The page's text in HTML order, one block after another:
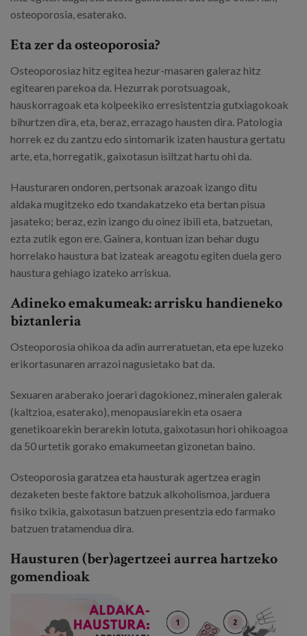
osteoporosia, esaterako.
Eta zer da osteoporosia?
Osteoporosiaz hitz egitea hezur-masaren galeraz hitz
egitearen parekoa da. Hezurrak porotsuagoak,
hauskorragoak eta kolpeekiko erresistentzia gutxiagokoak
bihurtzen dira, eta, beraz, errazago hausten dira. Patologia
horrek ez du zantzu edo sintomarik izaten haustura gertatu
arte, eta, horregatik, gaixotasun isiltzat hartu ohi da.
Hausturaren ondoren, pertsonak arazoak izango ditu
aldaka mugitzeko edo txandakatzeko eta bertan pisua
jasateko; beraz, ezin izango du oinez ibili eta, batzuetan,
ezta zutik egon ere. Gainera, kontuan izan behar dugu
horrelako haustura bat izateak areagotu egiten duela gero
haustura gehiago izateko arriskua.
Adineko emakumeak: arrisku handieneko
biztanleria
Osteoporosia ohikoa da adin aurreratuetan, eta epe luzeko
erikortasunaren arrazoi nagusietako bat da.
Sexuaren araberako joerari dagokionez, mineralen galerak
(kaltzioa, esaterako), menopausiarekin eta osaera
genetikoarekin berarekin lotuta, gaixotasun hori ohikoagoa
da 50 urtetik gorako emakumeetan gizonetan baino.
Osteoporosia garatzea eta hausturak agertzea eragin
dezaketen beste faktore batzuk alkoholismoa, jarduera
fisiko txikia, gaixotasun batzuen presentzia edo farmako
batzuen tratamendua dira.
Hausturen (ber)agertzeei aurrea hartzeko
gomendioak